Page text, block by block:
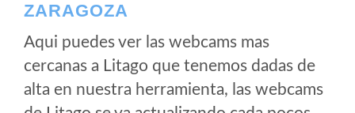
ZARAGOZA
Aqui puedes ver las webcams mas
cercanas a Litago que tenemos dadas de
alta en nuestra herramienta, las webcams